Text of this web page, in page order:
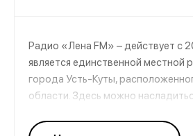
Радио «Лена FM» – действует с
является единственной местной
города Усть-Куты,
области. Здесь можно
интересные и занимательные